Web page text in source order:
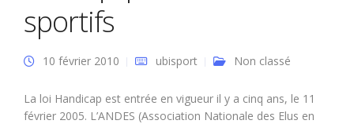
sportifs
10 février 2010 ubisport Non classé
La loi Handicap est entrée en vigueur il y a cinq ans, le 11
février 2005. L’ANDES (Association Nationale des Elus en